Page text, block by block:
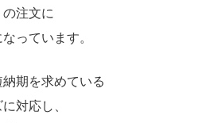
注文に
っています。
期を求めている
対応し、